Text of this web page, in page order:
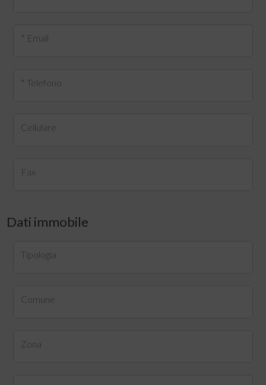
* Email
* Telefono
Cellulare
Fax
Dati immobile
Tipologia
Comune
Zona